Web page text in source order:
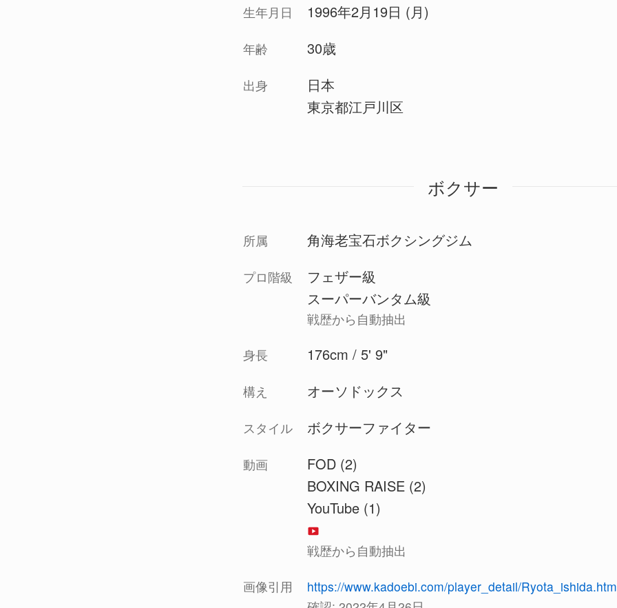
生年月日 1996年2月19日 (月)
年齢 30歳
出身
日本
東京都江戸川区
ボクサー
所属 角海老宝石ボクシングジム
プロ階級
フェザー級
スーパーバンタム級
戦歴から自動抽出
身長 176cm / 5' 9"
構え オーソドックス
スタイル ボクサーファイター
動画
FOD (2)
BOXING RAISE (2)
YouTube (1)
戦歴から自動抽出
画像引用
https://www.kadoebi.com/player_detail/